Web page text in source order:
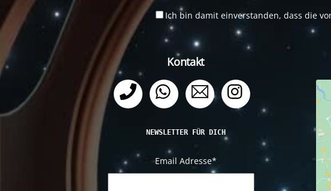
Ich bin damit einverstanden, dass die
Kontakt
Telefon WhatsApp Email
NEWSLETTER FÜR DICH
Email Adresse*